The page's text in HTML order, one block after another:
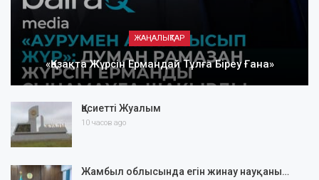
ЖАҢАЛЫҚТАР
«Қазақта Жүрсін Ермандай Тұлға Біреу Ғана»
Қасиетті Жуалым
10 часов ago
Жамбыл облысында егін жинау науқаны…